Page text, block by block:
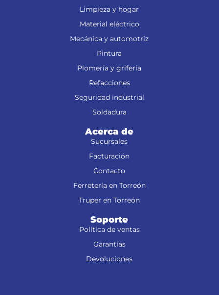
Limpieza y hogar
Material eléctrico
Mecánica y automotriz
Pintura
Plomería y grifería
Refacciones
Seguridad industrial
Soldadura
Acerca de
Sucursales
Facturación
Contacto
Ferretería en Torreón
Truper en Torreón
Soporte
Política de ventas
Garantías
Devoluciones